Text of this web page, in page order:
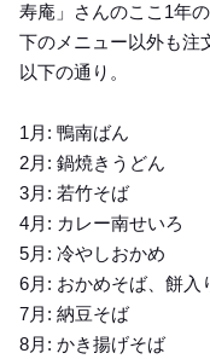
寿庵」さんのここ1年
下のメニュー以外も注
以下の通り。
1月: 鴨南ばん
2月: 鍋焼きうどん
3月: 若竹そば
4月: カレー南せいろ
5月: 冷やしおかめ
6月: おかめそば、餅入
7月: 納豆そば
8月: かき揚げそば